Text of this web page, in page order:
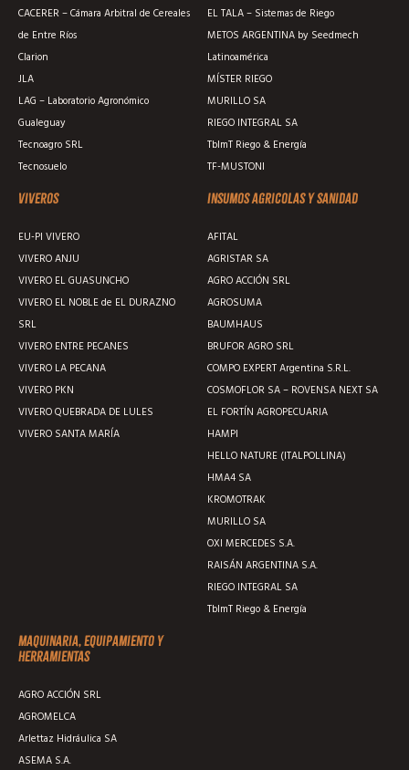
CACERER – Cámara Arbitral de Cereales
de Entre Ríos
Clarion
JLA
LAG – Laboratorio Agronómico
Gualeguay
Tecnoagro SRL
Tecnosuelo
EL TALA – Sistemas de Riego
METOS ARGENTINA by Seedmech
Latinoamérica
MÍSTER RIEGO
MURILLO SA
RIEGO INTEGRAL SA
TblmT Riego & Energía
TF-MUSTONI
Viveros
EU-PI VIVERO
VIVERO ANJU
VIVERO EL GUASUNCHO
VIVERO EL NOBLE de EL DURAZNO
SRL
VIVERO ENTRE PECANES
VIVERO LA PECANA
VIVERO PKN
VIVERO QUEBRADA DE LULES
VIVERO SANTA MARÍA
Insumos agricolas y sanidad
AFITAL
AGRISTAR SA
AGRO ACCIÓN SRL
AGROSUMA
BAUMHAUS
BRUFOR AGRO SRL
COMPO EXPERT Argentina S.R.L.
COSMOFLOR SA – ROVENSA NEXT SA
EL FORTÍN AGROPECUARIA
HAMPI
HELLO NATURE (ITALPOLLINA)
HMA4 SA
KROMOTRAK
MURILLO SA
OXI MERCEDES S.A.
RAISÁN ARGENTINA S.A.
RIEGO INTEGRAL SA
TblmT Riego & Energía
Maquinaria, equipamiento y
herramientas
AGRO ACCIÓN SRL
AGROMELCA
Arlettaz Hidráulica SA
ASEMA S.A.